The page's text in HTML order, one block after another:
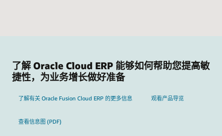
了解 Oracle Cloud ERP 能够如何帮助您提高敏
捷性，为业务增长做好准备
了解有关 Oracle Fusion Cloud ERP 的更多信息 观看产品导览
查看信息图 (PDF)